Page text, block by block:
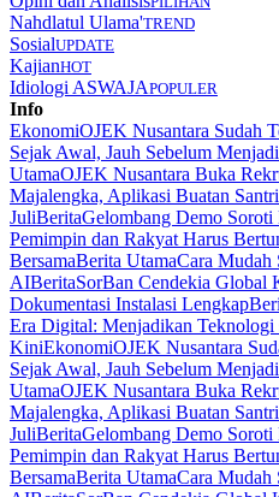
Nahdlatul Ulama'TREND
SosialUPDATE
KajianHOT
Idiologi ASWAJAPOPULER
Info
EkonomiOJEK Nusantara Sudah
Sejak Awal, Jauh Sebelum
UtamaOJEK Nusantara Buka
Majalengka, Aplikasi Buatan
JuliBeritaGelombang Demo
Pemimpin dan Rakyat Harus
BersamaBerita UtamaCara Mudah
AIBeritaSorBan Cendekia Global
Dokumentasi Instalasi Lengkap
Era Digital: Menjadikan Teknologi
KiniEkonomiOJEK Nusantara
Sejak Awal, Jauh Sebelum
UtamaOJEK Nusantara Buka
Majalengka, Aplikasi Buatan
JuliBeritaGelombang Demo
Pemimpin dan Rakyat Harus
BersamaBerita UtamaCara Mudah